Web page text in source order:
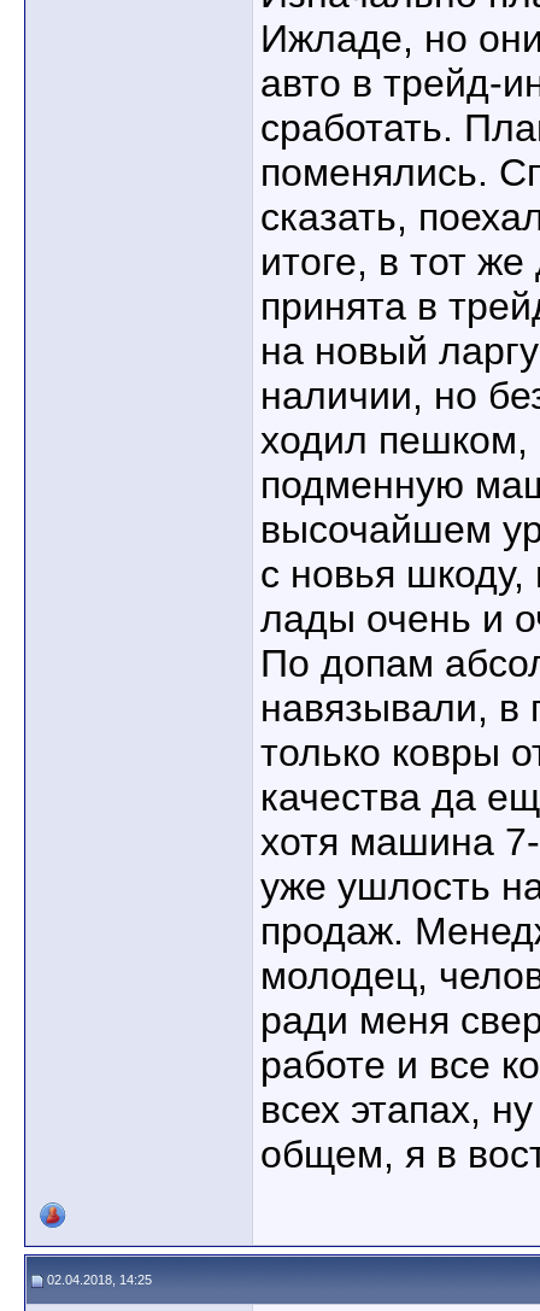
Ижладе, но
авто в трейд-
сработать.
поменялись.
сказать,
итоге, в тот
принята в
на новый
наличии, но
ходил
подменную
высочайшем
с новья
лады очень и
По допам
навязывали, в
только ковры
качества да
хотя машина
уже ушлость
продаж.
молодец,
ради меня
работе и все
всех этапах,
общем, я в
02.04.2018, 14:25